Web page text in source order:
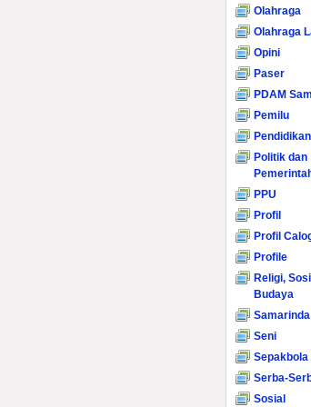
Olahraga
Olahraga
Opini
Paser
PDAM
Pemilu
Pendidikan
Politik dan
PPU
Profil
Profil
Profile
Religi,
Budaya
Samarinda
Seni
Sepakbola
Serba-
Sosial